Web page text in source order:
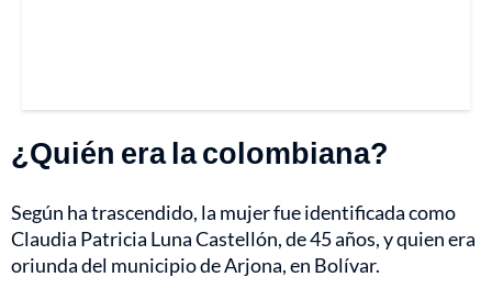
¿Quién era la colombiana?
Según ha trascendido, la mujer fue identificada como
Claudia Patricia Luna Castellón, de 45 años, y quien era
oriunda del municipio de Arjona, en Bolívar.